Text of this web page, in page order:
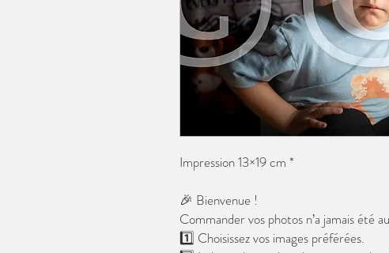
Impression 13×19 cm *
🎉 Bienvenue !
Commander vos photos n’a jamais été
1️⃣ Choisissez vos images préférées.